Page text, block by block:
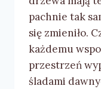
pachnie tak
się zmieniło.
każdemu
przestrzeń
śladami